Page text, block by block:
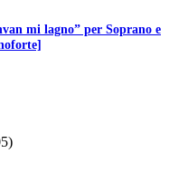
mi lagno” per Soprano e